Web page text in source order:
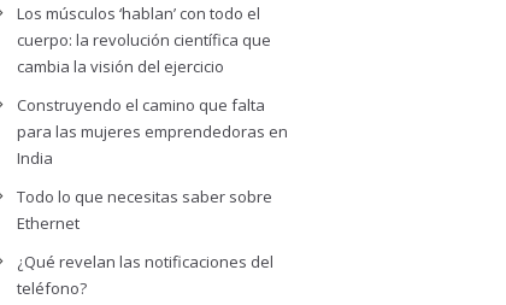
Los músculos ‘hablan’ con todo el
cuerpo: la revolución científica que
cambia la visión del ejercicio
Construyendo el camino que falta
para las mujeres emprendedoras en
India
Todo lo que necesitas saber sobre
Ethernet
¿Qué revelan las notificaciones del
teléfono?